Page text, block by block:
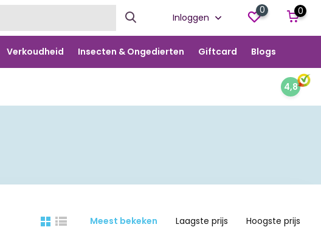
Inloggen
0 0
Verkoudheid Insecten & Ongedierten Giftcard Blogs
4,8
Meest bekeken Laagste prijs Hoogste prijs